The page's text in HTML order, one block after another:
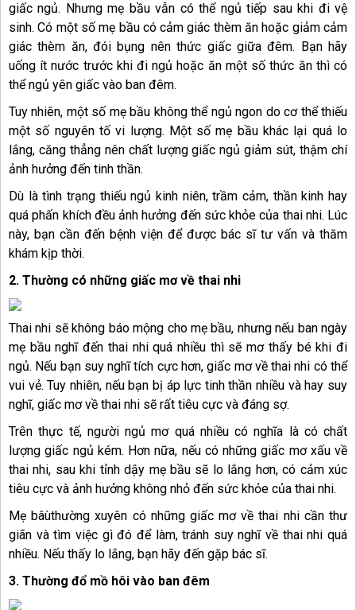
giấc ngủ. Nhưng mẹ bầu vẫn có thể ngủ tiếp sau khi đi vệ
sinh. Có một số mẹ bầu có cảm giác thèm ăn hoặc giảm cảm
giác thèm ăn, đói bụng nên thức giấc giữa đêm. Bạn hãy
uống ít nước trước khi đi ngủ hoặc ăn một số thức ăn thì có
thể ngủ yên giấc vào ban đêm.
Tuy nhiên, một số mẹ bầu không thể ngủ ngon do cơ thể thiếu
một số nguyên tố vi lượng. Một số mẹ bầu khác lại quá lo
lắng, căng thẳng nên chất lượng giấc ngủ giảm sút, thậm chí
ảnh hưởng đến tinh thần.
Dù là tình trạng thiếu ngủ kinh niên, trầm cảm, thần kinh hay
quá phấn khích đều ảnh hưởng đến sức khỏe của thai nhi. Lúc
này, bạn cần đến bệnh viện để được bác sĩ tư vấn và thăm
khám kịp thời.
2. Thường có những giấc mơ về thai nhi
Thai nhi sẽ không báo mộng cho mẹ bầu, nhưng nếu ban ngày
mẹ bầu nghĩ đến thai nhi quá nhiều thì sẽ mơ thấy bé khi đi
ngủ. Nếu bạn suy nghĩ tích cực hơn, giấc mơ về thai nhi có thể
vui vẻ. Tuy nhiên, nếu bạn bị áp lực tinh thần nhiều và hay suy
nghĩ, giấc mơ về thai nhi sẽ rất tiêu cực và đáng sợ.
Trên thực tế, người ngủ mơ quá nhiều có nghĩa là có chất
lượng giấc ngủ kém. Hơn nữa, nếu có những giấc mơ xấu về
thai nhi, sau khi tỉnh dậy mẹ bầu sẽ lo lắng hơn, có cảm xúc
tiêu cực và ảnh hưởng không nhỏ đến sức khỏe của thai nhi.
Mẹ bâùthường xuyên có những giấc mơ về thai nhi cần thư
giãn và tìm việc gì đó để làm, tránh suy nghĩ về thai nhi quá
nhiều. Nếu thấy lo lắng, bạn hãy đến gặp bác sĩ.
3. Thường đổ mồ hôi vào ban đêm